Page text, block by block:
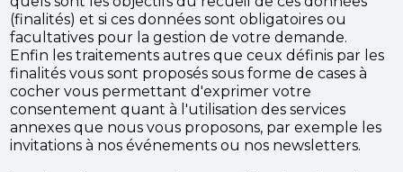
(finalités) et si ces données sont obligatoires ou
facultatives pour la gestion de votre demande.
Enfin les traitements autres que ceux définis par les
finalités vous sont proposés sous forme de cases à
cocher vous permettant d'exprimer votre
consentement quant à l'utilisation des services
annexes que nous vous proposons, par exemple les
invitations à nos événements ou nos newsletters.